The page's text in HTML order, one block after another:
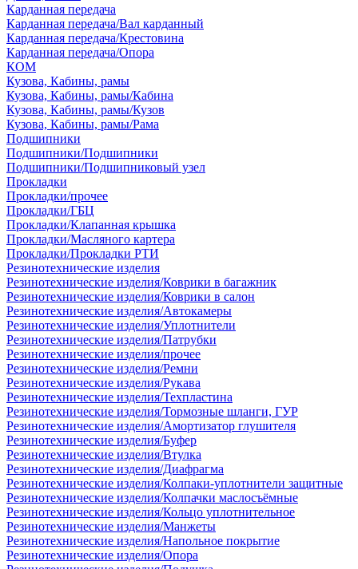
Карданная передача
Карданная передача/Вал карданный
Карданная передача/Крестовина
Карданная передача/Опора
КОМ
Кузова, Кабины, рамы
Кузова, Кабины, рамы/Кабина
Кузова, Кабины, рамы/Кузов
Кузова, Кабины, рамы/Рама
Подшипники
Подшипники/Подшипники
Подшипники/Подшипниковый узел
Прокладки
Прокладки/прочее
Прокладки/ГБЦ
Прокладки/Клапанная крышка
Прокладки/Масляного картера
Прокладки/Прокладки РТИ
Резинотехнические изделия
Резинотехнические изделия/Коврики в багажник
Резинотехнические изделия/Коврики в салон
Резинотехнические изделия/Автокамеры
Резинотехнические изделия/Уплотнители
Резинотехнические изделия/Патрубки
Резинотехнические изделия/прочее
Резинотехнические изделия/Ремни
Резинотехнические изделия/Рукава
Резинотехнические изделия/Техпластина
Резинотехнические изделия/Тормозные шланги, ГУР
Резинотехнические изделия/Амортизатор глушителя
Резинотехнические изделия/Буфер
Резинотехнические изделия/Втулка
Резинотехнические изделия/Диафрагма
Резинотехнические изделия/Колпаки-уплотнители защитные
Резинотехнические изделия/Колпачки маслосъёмные
Резинотехнические изделия/Кольцо уплотнительное
Резинотехнические изделия/Манжеты
Резинотехнические изделия/Напольное покрытие
Резинотехнические изделия/Опора